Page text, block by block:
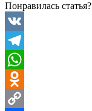
Понравилась
VK
Telegram
WhatsApp
Odnoklassniki